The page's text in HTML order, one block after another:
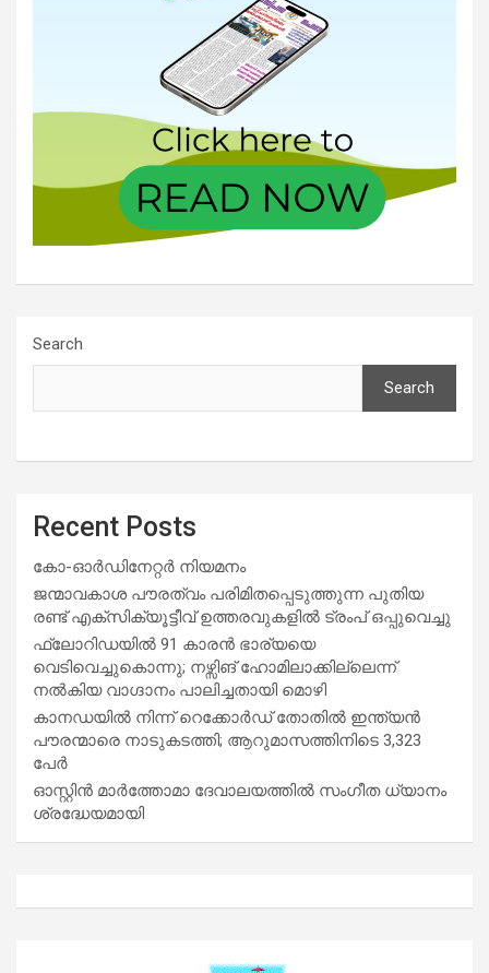
Search
Search
Recent Posts
കോ-ഓർഡിനേറ്റർ നിയമനം
ജന്മാവകാശ പൗരത്വം പരിമിതപ്പെടുത്തുന്ന പുതിയ
രണ്ട് എക്സിക്യൂട്ടീവ് ഉത്തരവുകളിൽ ട്രംപ് ഒപ്പുവെച്ചു
ഫ്ലോറിഡയിൽ 91 കാരൻ ഭാര്യയെ
വെടിവെച്ചുകൊന്നു; നഴ്സിങ് ഹോമിലാക്കില്ലെന്ന്
നൽകിയ വാഗ്ദാനം പാലിച്ചതായി മൊഴി
കാനഡയിൽ നിന്ന് റെക്കോർഡ് തോതിൽ ഇന്ത്യൻ
പൗരന്മാരെ നാടുകടത്തി; ആറുമാസത്തിനിടെ 3,323
പേർ
ഓസ്റ്റിൻ മാർത്തോമാ ദേവാലയത്തിൽ സംഗീത ധ്യാനം
ശ്രദ്ധേയമായി